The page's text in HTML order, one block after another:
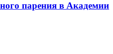
парения в Академии